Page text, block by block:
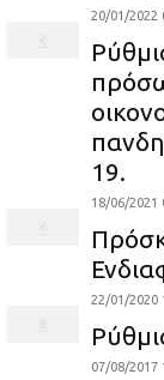
20/01/2022
19.
18/06/2021
22/01/2020
07/08/2017